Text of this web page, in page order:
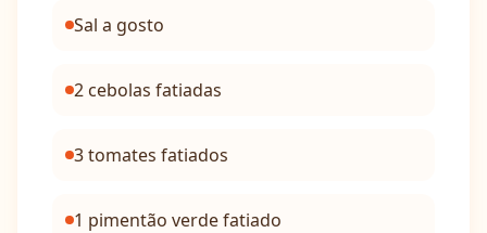
Sal a gosto
2 cebolas fatiadas
3 tomates fatiados
1 pimentão verde fatiado